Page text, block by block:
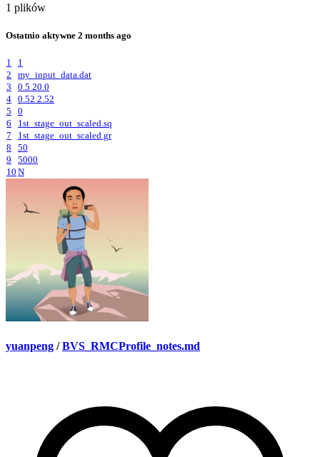
1 plików
Ostatnio aktywne 2 months ago
1
1
2
my_input_data.dat
3
0.5 20.0
4
0.52 2.52
5
0
6
1st_stage_out_scaled.sq
7
1st_stage_out_scaled.gr
8
50
9
5000
10 N
yuanpeng / BVS_RMCProfile_notes.md